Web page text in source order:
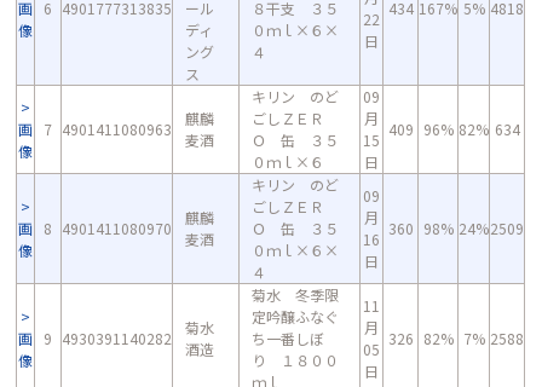
画
像
6 4901777313835
ール
ディ
ング
ス
８干支 ３５
０ｍｌ×６×
４
22
日
434 167% 5% 4818
画
像
7 4901411080963
麒麟
麦酒
キリン のど
ごしＺＥＲ
Ｏ 缶 ３５
０ｍｌ×６
09
月
15
日
409 96% 82% 634
画
像
8 4901411080970
麒麟
麦酒
キリン のど
ごしＺＥＲ
Ｏ 缶 ３５
０ｍｌ×６×
４
09
月
16
日
360 98% 24%2509
画
像
9 4930391140282
菊水
酒造
菊水 冬季限
定吟醸ふなぐ
ち一番しぼ
り １８００
ｍｌ
11
月
05
日
326 82% 7% 2588